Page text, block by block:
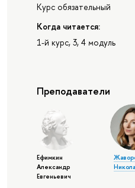
Курс обязательный
Когда читается:
1-й курс, 3, 4 модуль
Преподаватели
Ефимкин
Александр
Евгеньевич